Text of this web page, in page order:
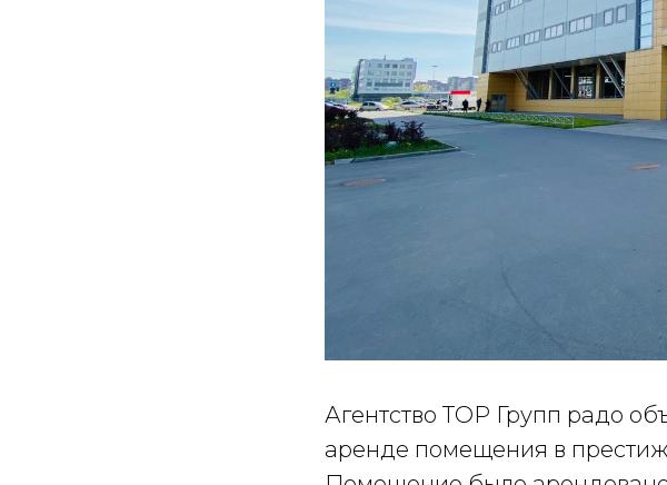
Агентство ТОР Групп радо
аренде помещения в